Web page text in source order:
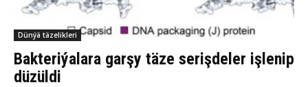
Dünýä täzelikleri
Bakteriýalara garşy täze serişdeler işlenip
düzüldi